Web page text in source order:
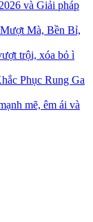
và Giải pháp
Mà, Bền Bỉ,
trội, xóa bỏ ì
Phục Rung Ga
mẽ, êm ái và